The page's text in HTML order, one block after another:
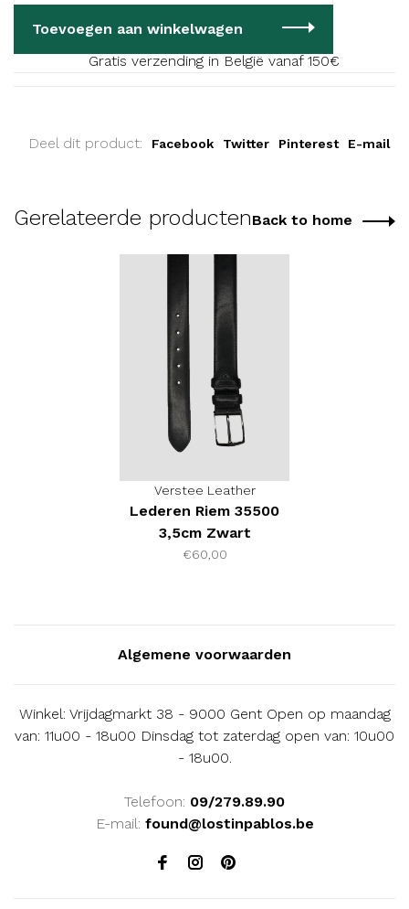
Toevoegen aan winkelwagen
Gratis verzending in België vanaf 150€
Deel dit product: Facebook Twitter Pinterest E-mail
Gerelateerde productenBack to home
Verstee Leather
Lederen Riem 35500
3,5cm Zwart
€60,00
Algemene voorwaarden
Winkel: Vrijdagmarkt 38 - 9000 Gent Open op maandag
van: 11u00 - 18u00 Dinsdag tot zaterdag open van: 10u00
- 18u00.
Telefoon: 09/279.89.90
E-mail: found@lostinpablos.be